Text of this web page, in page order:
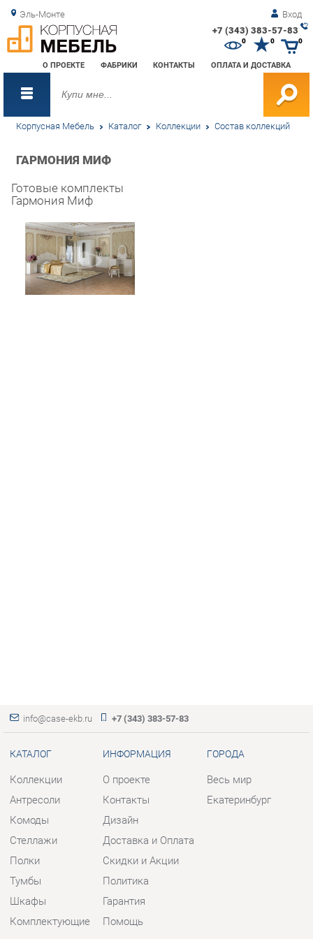
Эль-Монте Вход
+7 (343) 383-57-83
О ПРОЕКТЕ ФАБРИКИ КОНТАКТЫ ОПЛАТА И ДОСТАВКА
0 0
Корпусная Мебель Каталог Коллекции Состав коллекций
ГАРМОНИЯ МИФ
Готовые комплекты
Гармония Миф
КАТАЛОГ
Коллекции
Комоды
Стеллажи
Полки
Тумбы
Шкафы
Комплектующие
ИНФОРМАЦИЯ
О проекте
Дизайн
Доставка и Оплата
Скидки и Акции
Политика
Гарантия
Помощь
Весь мир
КОНТАКТЫ